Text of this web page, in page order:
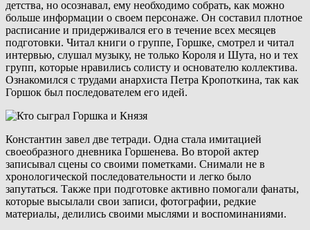
детства, но осознавал, ему необходимо собрать, как можно
больше информации о своем персонаже. Он составил плотное
расписание и придерживался его в течение всех месяцев
подготовки. Читал книги о группе, Горшке, смотрел и читал
интервью, слушал музыку, не только Короля и Шута, но и тех
групп, которые нравились солисту и основателю коллектива.
Ознакомился с трудами анархиста Петра Кропоткина, так как
Горшок был последователем его идей.
Константин завел две тетради. Одна стала имитацией
своеобразного дневника Горшенева. Во второй актер
записывал сцены со своими пометками. Снимали не в
хронологической последовательности и легко было
запутаться. Также при подготовке активно помогали фанаты,
которые высылали свои записи, фотографии, редкие
материалы, делились своими мыслями и воспоминаниями.